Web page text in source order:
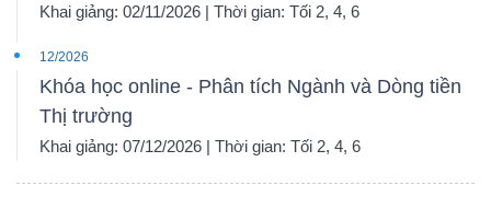
Khai giảng: 02/11/2026 | Thời gian: Tối 2, 4, 6
12/2026
Khóa học online - Phân tích Ngành và Dòng tiền
Thị trường
Khai giảng: 07/12/2026 | Thời gian: Tối 2, 4, 6